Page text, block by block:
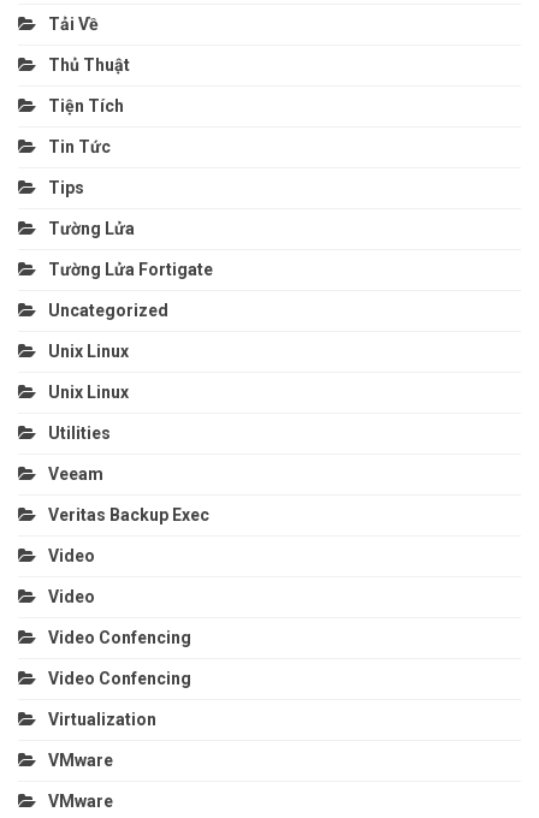
Tải Về
Thủ Thuật
Tiện Tích
Tin Tức
Tips
Tường Lửa
Tường Lửa Fortigate
Uncategorized
Unix Linux
Unix Linux
Utilities
Veeam
Veritas Backup Exec
Video
Video
Video Confencing
Video Confencing
Virtualization
VMware
VMware